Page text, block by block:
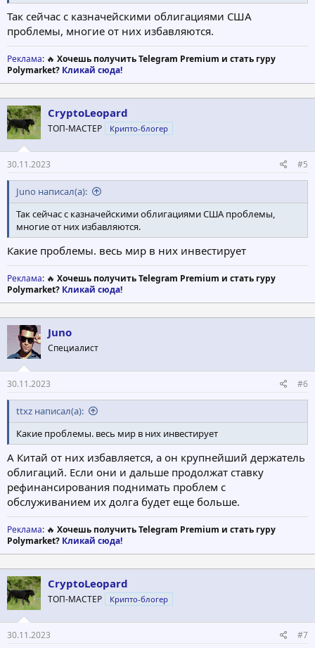
Так сейчас с казначейскими облигациями США
проблемы, многие от них избавляются.
Реклама: 🔥 Хочешь получить Telegram Premium и стать гуру
Polymarket? Кликай сюда!
CryptoLeopard
ТОП-МАСТЕР Крипто-блогер
30.11.2023 #5
Juno написал(а):
Так сейчас с казначейскими облигациями США проблемы,
многие от них избавляются.
Какие проблемы. весь мир в них инвестирует
Реклама: 🔥 Хочешь получить Telegram Premium и стать гуру
Polymarket? Кликай сюда!
Juno
Специалист
30.11.2023 #6
ttxz написал(а):
Какие проблемы. весь мир в них инвестирует
А Китай от них избавляется, а он крупнейший держатель
облигаций. Если они и дальше продолжат ставку
рефинансирования поднимать проблем с
обслуживанием их долга будет еще больше.
Реклама: 🔥 Хочешь получить Telegram Premium и стать гуру
Polymarket? Кликай сюда!
CryptoLeopard
ТОП-МАСТЕР Крипто-блогер
30.11.2023 #7